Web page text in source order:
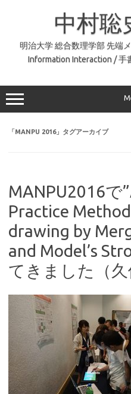
中村聡
明治大学 総合数理学部 先端
Information Interaction / 手
「MANPU 2016」タグアーカイブ
MANPU2016で
Practice
drawing by
and Model’s
てきました（久